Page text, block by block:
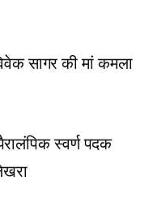
सागर की मां कमला
स्वर्ण पदक